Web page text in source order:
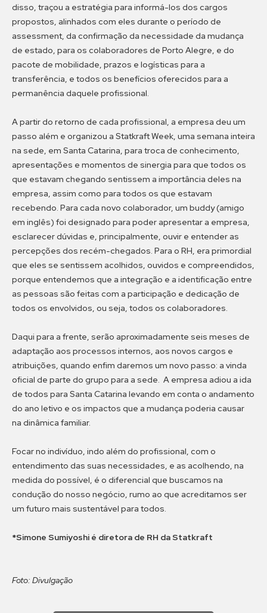
disso, traçou a estratégia para informá-los dos cargos
propostos, alinhados com eles durante o período de
assessment, da confirmação da necessidade da mudança
de estado, para os colaboradores de Porto Alegre, e do
pacote de mobilidade, prazos e logísticas para a
transferência, e todos os benefícios oferecidos para a
permanência daquele profissional.
A partir do retorno de cada profissional, a empresa deu um
passo além e organizou a Statkraft Week, uma semana inteira
na sede, em Santa Catarina, para troca de conhecimento,
apresentações e momentos de sinergia para que todos os
que estavam chegando sentissem a importância deles na
empresa, assim como para todos os que estavam
recebendo. Para cada novo colaborador, um buddy (amigo
em inglês) foi designado para poder apresentar a empresa,
esclarecer dúvidas e, principalmente, ouvir e entender as
percepções dos recém-chegados. Para o RH, era primordial
que eles se sentissem acolhidos, ouvidos e compreendidos,
porque entendemos que a integração e a identificação entre
as pessoas são feitas com a participação e dedicação de
todos os envolvidos, ou seja, todos os colaboradores.
Daqui para a frente, serão aproximadamente seis meses de
adaptação aos processos internos, aos novos cargos e
atribuições, quando enfim daremos um novo passo: a vinda
oficial de parte do grupo para a sede. A empresa adiou a ida
de todos para Santa Catarina levando em conta o andamento
do ano letivo e os impactos que a mudança poderia causar
na dinâmica familiar.
Focar no indivíduo, indo além do profissional, com o
entendimento das suas necessidades, e as acolhendo, na
medida do possível, é o diferencial que buscamos na
condução do nosso negócio, rumo ao que acreditamos ser
um futuro mais sustentável para todos.
*Simone Sumiyoshi é diretora de RH da Statkraft
Foto: Divulgação